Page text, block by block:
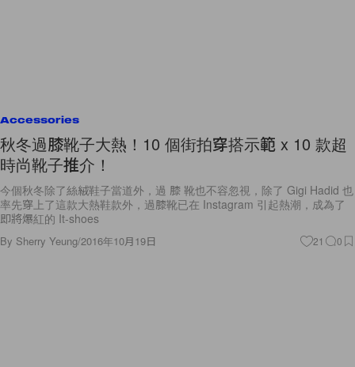
Accessories
秋冬過膝靴子大熱！10 個街拍穿搭示範 x 10 款超
時尚靴子推介！
今個秋冬除了絲絨鞋子當道外，過 膝 靴也不容忽視，除了 Gigi Hadid 也
率先穿上了這款大熱鞋款外，過膝靴已在 Instagram 引起熱潮，成為了
即將爆紅的 It-shoes
By Sherry Yeung/2016年10月19日 21 0